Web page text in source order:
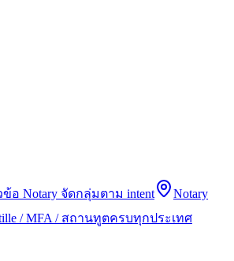
ข้อ Notary จัดกลุ่มตาม intent
Notary
/ MFA / สถานทูตครบทุกประเทศ